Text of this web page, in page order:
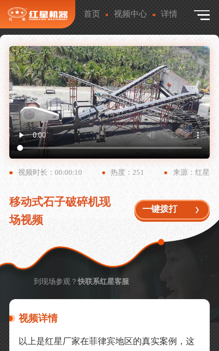
首页 视频中心 详情
视频时长：00:00:10 热度：251 来源：红星
移动式石子破碎机现
场视频
一键拨打
一键拨打
到现场参观？快联系红星客服
视频详情
以上是红星厂家在菲律宾地区的真实案例，这